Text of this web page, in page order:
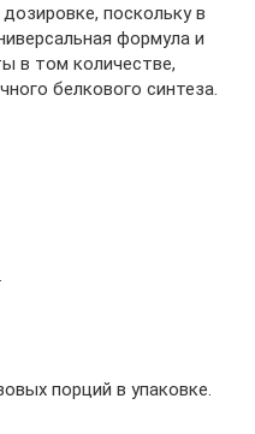
поскольку в
формула и
в том количестве,
белкового синтеза.
порций в упаковке.